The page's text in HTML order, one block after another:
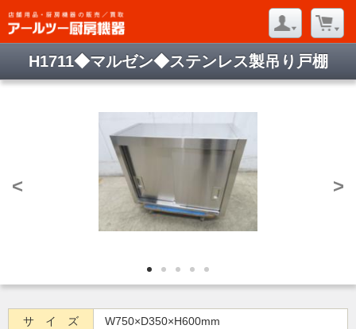
H1711◆マルゼン◆ステンレス製吊り戸棚
< >
サ イ ズ
W750×D350×H600mm